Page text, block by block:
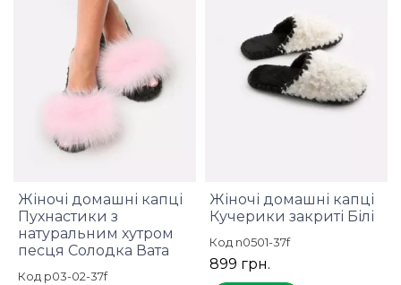
Жіночі домашні капці
Пухнастики з
натуральним хутром
песця Солодка Вата
Код p03-02-37f
Жіночі домашні капці
Кучерики закриті Білі
Код n0501-37f
899 грн.